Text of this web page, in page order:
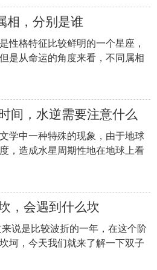
相，分别是谁
性格特征比较鲜明的一个星座，
是从命运的角度来看，不同属相
间，水逆需要注意什么
学中一种特殊的现象，由于地球
，造成水星周期性地在地球上看
，会遇到什么坎
说是比较波折的一年，在这个阶
坷，今天我们就来了解一下双子